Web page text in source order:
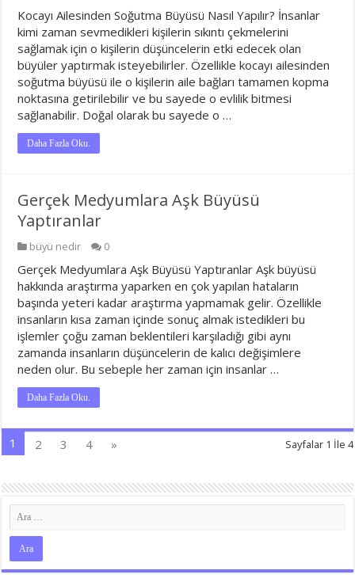
Kocayı Ailesinden Soğutma Büyüsü Nasıl Yapılır? İnsanlar
kimi zaman sevmedikleri kişilerin sıkıntı çekmelerini
sağlamak için o kişilerin düşüncelerin etki edecek olan
büyüler yaptırmak isteyebilirler. Özellikle kocayı ailesinden
soğutma büyüsü ile o kişilerin aile bağları tamamen kopma
noktasına getirilebilir ve bu sayede o evlilik bitmesi
sağlanabilir. Doğal olarak bu sayede o …
Daha Fazla Oku.
Gerçek Medyumlara Aşk Büyüsü
Yaptıranlar
büyü nedir 0
Gerçek Medyumlara Aşk Büyüsü Yaptıranlar Aşk büyüsü
hakkında araştırma yaparken en çok yapılan hataların
başında yeteri kadar araştırma yapmamak gelir. Özellikle
insanların kısa zaman içinde sonuç almak istedikleri bu
işlemler çoğu zaman beklentileri karşıladığı gibi aynı
zamanda insanların düşüncelerin de kalıcı değişimlere
neden olur. Bu sebeple her zaman için insanlar …
Daha Fazla Oku.
Sayfalar 1 İle 4
1 2 3 4 »